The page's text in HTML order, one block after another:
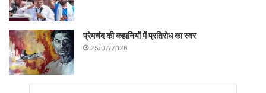
प्रेमचंद की कहानियों में प्रतिरोध का स्वर
25/07/2026